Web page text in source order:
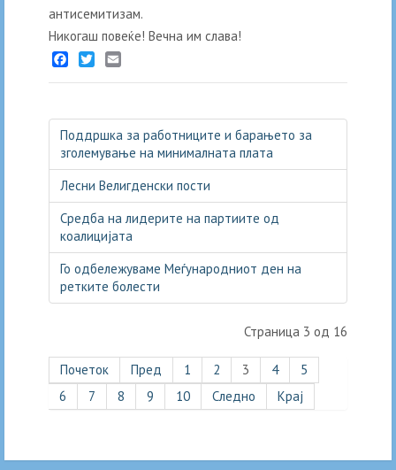
антисемитизам.
Никогаш повеќе! Вечна им слава!
Поддршка за работниците и барањето за
зголемување на минималната плата
Лесни Велигденски пости
Средба на лидерите на партиите од
коалицијата
Го одбележуваме Меѓународниот ден на
ретките болести
Страница 3 од 16
Почеток Пред 1 2 3 4
5
6
7 8 9 10 Следно Крај